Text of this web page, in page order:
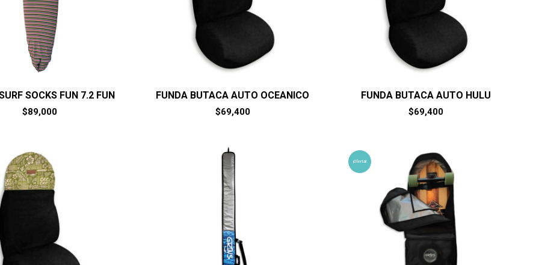
SOCKS FUN 7.2 FUN
$89,000
FUNDA BUTACA AUTO OCEANICO
$69,400
FUNDA BUTACA AUTO HULU
$69,400
¡Oferta!